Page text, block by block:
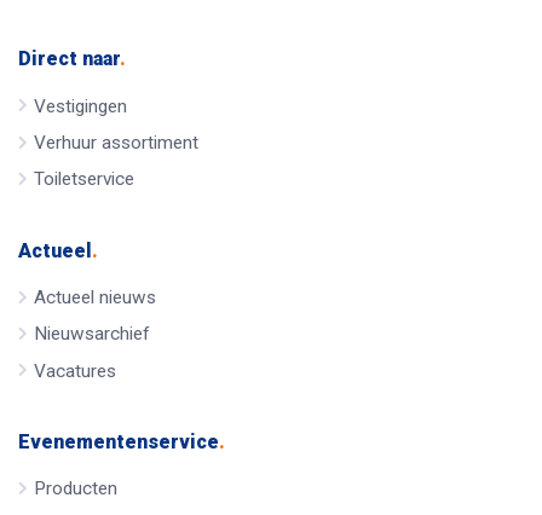
Direct naar.
Vestigingen
Verhuur assortiment
Toiletservice
Actueel .
Actueel nieuws
Nieuwsarchief
Vacatures
Evenementenservice.
Producten